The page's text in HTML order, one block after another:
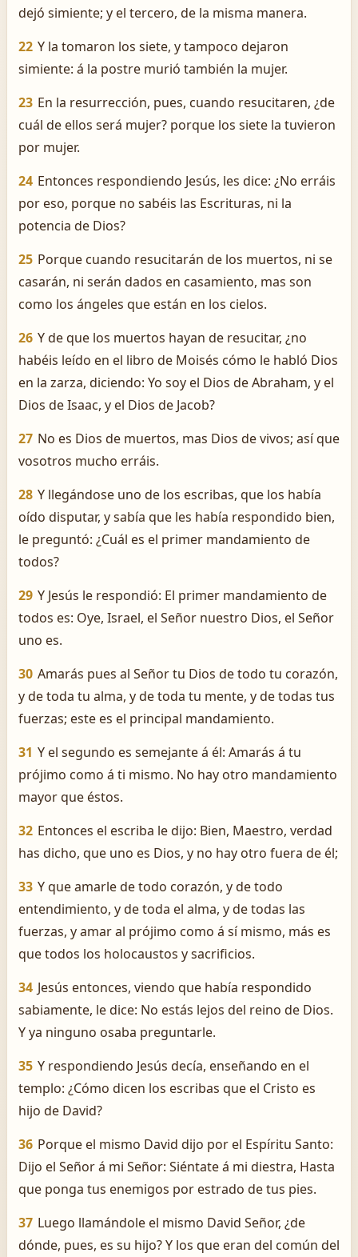
dejó simiente; y el tercero, de la misma manera.
22 Y la tomaron los siete, y tampoco dejaron
simiente: á la postre murió también la mujer.
23 En la resurrección, pues, cuando resucitaren, ¿de
cuál de ellos será mujer? porque los siete la tuvieron
por mujer.
24 Entonces respondiendo Jesús, les dice: ¿No erráis
por eso, porque no sabéis las Escrituras, ni la
potencia de Dios?
25 Porque cuando resucitarán de los muertos, ni se
casarán, ni serán dados en casamiento, mas son
como los ángeles que están en los cielos.
26 Y de que los muertos hayan de resucitar, ¿no
habéis leído en el libro de Moisés cómo le habló Dios
en la zarza, diciendo: Yo soy el Dios de Abraham, y el
Dios de Isaac, y el Dios de Jacob?
27 No es Dios de muertos, mas Dios de vivos; así que
vosotros mucho erráis.
28 Y llegándose uno de los escribas, que los había
oído disputar, y sabía que les había respondido bien,
le preguntó: ¿Cuál es el primer mandamiento de
todos?
29 Y Jesús le respondió: El primer mandamiento de
todos es: Oye, Israel, el Señor nuestro Dios, el Señor
uno es.
30 Amarás pues al Señor tu Dios de todo tu corazón,
y de toda tu alma, y de toda tu mente, y de todas tus
fuerzas; este es el principal mandamiento.
31 Y el segundo es semejante á él: Amarás á tu
prójimo como á ti mismo. No hay otro mandamiento
mayor que éstos.
32 Entonces el escriba le dijo: Bien, Maestro, verdad
has dicho, que uno es Dios, y no hay otro fuera de él;
33 Y que amarle de todo corazón, y de todo
entendimiento, y de toda el alma, y de todas las
fuerzas, y amar al prójimo como á sí mismo, más es
que todos los holocaustos y sacrificios.
34 Jesús entonces, viendo que había respondido
sabiamente, le dice: No estás lejos del reino de Dios.
Y ya ninguno osaba preguntarle.
35 Y respondiendo Jesús decía, enseñando en el
templo: ¿Cómo dicen los escribas que el Cristo es
hijo de David?
36 Porque el mismo David dijo por el Espíritu Santo:
Dijo el Señor á mi Señor: Siéntate á mi diestra, Hasta
que ponga tus enemigos por estrado de tus pies.
37 Luego llamándole el mismo David Señor, ¿de
dónde, pues, es su hijo? Y los que eran del común del